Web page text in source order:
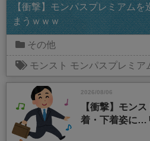
【衝撃】モンパスプレミアムを
まうｗｗｗ
その他
モンスト モンパスプレミア
2026/08/06
【衝撃】モン
着・下着姿に…